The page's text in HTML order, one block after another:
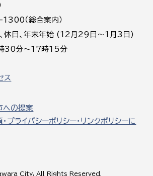
（総合案内）
休日、年末年始 (12月29日～1月3日)
30分～17時15分
ス
への提案
プライバシーポリシー・リンクポリシーに
City, All Rights Reserved.